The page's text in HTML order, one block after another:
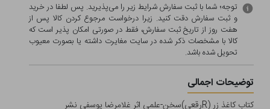
توجه؛ شما با ثبت سفارش شرایط زیر را می‌پذیرید. پس لطفا در خرید
و ثبت سفارش دقت کنید. زیرا درخواست مرجوع کردن کالا پس از
هفت روز از تاریخ ثبت سفارش، فقط در صورتی امکان پذیر است که
کالا با مشخصات ذکر شده در سایت مغایرت داشته یا بصورت معيوب
تحویل شده باشد.
توضیحات اجمالی
کتاب کاغذ زر (Rرقعی)سخن-علمی اثر غلامرضا یوسفی نشر